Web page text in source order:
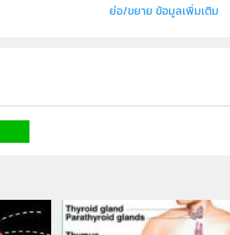
อติโรจน์ ปพัฒน์เปรมสิริย่อ/ขยาย ข้อมูลเพิ่มเติม